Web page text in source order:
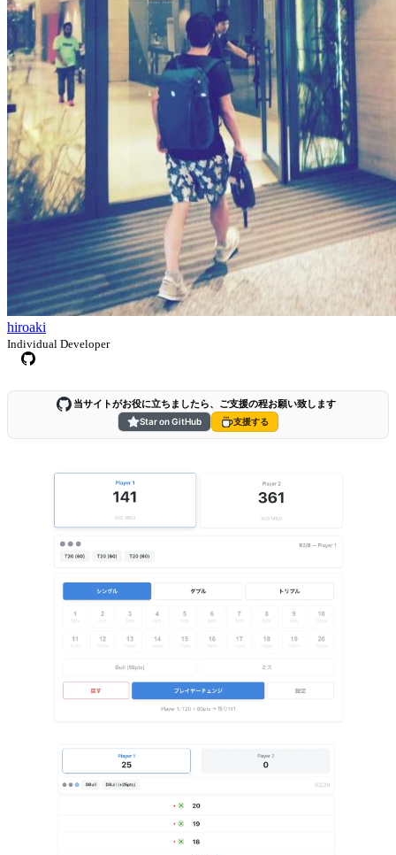
hiroaki
Individual Developer
当サイトがお役に立ちましたら、ご支援の程お願い致します
Star on GitHub
支援する